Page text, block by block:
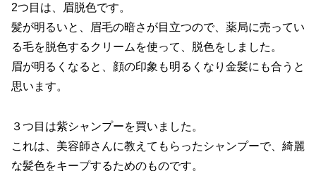
2つ目は、眉脱色です。
髪が明るいと、眉毛の暗さが目立つので、薬局に売ってい
る毛を脱色するクリームを使って、脱色をしました。
眉が明るくなると、顔の印象も明るくなり金髪にも合うと
思います。
３つ目は紫シャンプーを買いました。
これは、美容師さんに教えてもらったシャンプーで、綺麗
な髪色をキープするためのものです。